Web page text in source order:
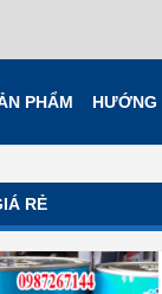
PHẨM HƯỚNG
RẺ